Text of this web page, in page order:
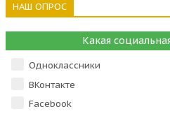
НАШ ОПРОС
Какая
Одноклассники
ВКонтакте
Facebook